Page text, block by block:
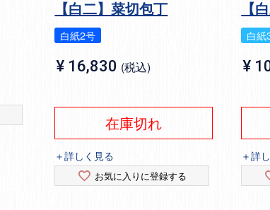
【白二】菜切包丁
白紙2号
¥ 16,830 税込
在庫切れ
＋詳しく見る
お気に入りに登録する
【
白紙
¥
＋詳